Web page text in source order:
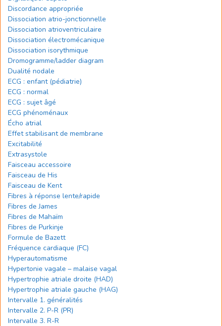
Discordance appropriée
Dissociation atrio-jonctionnelle
Dissociation atrioventriculaire
Dissociation électromécanique
Dissociation isorythmique
Dromogramme/ladder diagram
Dualité nodale
ECG : enfant (pédiatrie)
ECG : normal
ECG : sujet âgé
ECG phénoménaux
Écho atrial
Effet stabilisant de membrane
Excitabilité
Extrasystole
Faisceau accessoire
Faisceau de His
Faisceau de Kent
Fibres à réponse lente/rapide
Fibres de James
Fibres de Mahaïm
Fibres de Purkinje
Formule de Bazett
Fréquence cardiaque (FC)
Hyperautomatisme
Hypertonie vagale – malaise vagal
Hypertrophie atriale droite (HAD)
Hypertrophie atriale gauche (HAG)
Intervalle 1. généralités
Intervalle 2. P-R (PR)
Intervalle 3. R-R